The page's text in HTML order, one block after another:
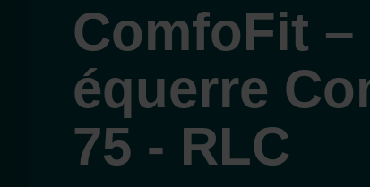
ComfoFit –
équerre
75 - RLC